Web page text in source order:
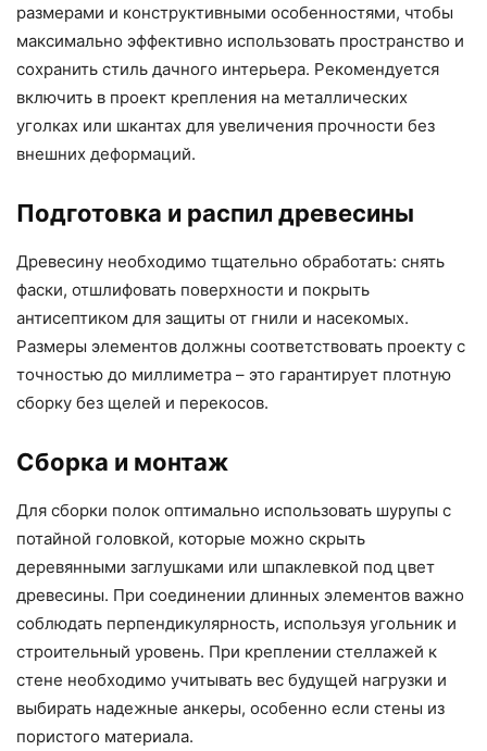
размерами и конструктивными особенностями, чтобы
максимально эффективно использовать пространство и
сохранить стиль дачного интерьера. Рекомендуется
включить в проект крепления на металлических
уголках или шкантах для увеличения прочности без
внешних деформаций.
Подготовка и распил древесины
Древесину необходимо тщательно обработать: снять
фаски, отшлифовать поверхности и покрыть
антисептиком для защиты от гнили и насекомых.
Размеры элементов должны соответствовать проекту с
точностью до миллиметра – это гарантирует плотную
сборку без щелей и перекосов.
Сборка и монтаж
Для сборки полок оптимально использовать шурупы с
потайной головкой, которые можно скрыть
деревянными заглушками или шпаклевкой под цвет
древесины. При соединении длинных элементов важно
соблюдать перпендикулярность, используя угольник и
строительный уровень. При креплении стеллажей к
стене необходимо учитывать вес будущей нагрузки и
выбирать надежные анкеры, особенно если стены из
пористого материала.